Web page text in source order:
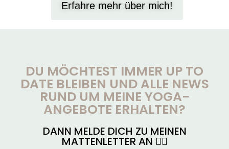
Erfahre mehr über mich!
DU MÖCHTEST IMMER UP TO
DATE BLEIBEN UND ALLE NEWS
RUND UM MEINE YOGA-
ANGEBOTE ERHALTEN?
DANN MELDE DICH ZU MEINEN
MATTENLETTER AN 👇🏼